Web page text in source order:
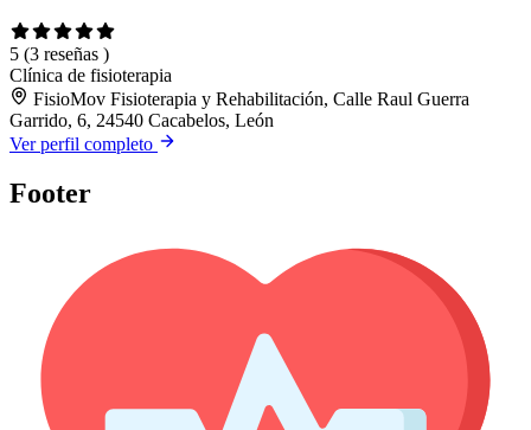
5 (3 reseñas )
Clínica de fisioterapia
FisioMov Fisioterapia y Rehabilitación, Calle Raul Guerra
Garrido, 6, 24540 Cacabelos, León
Ver perfil completo
Footer